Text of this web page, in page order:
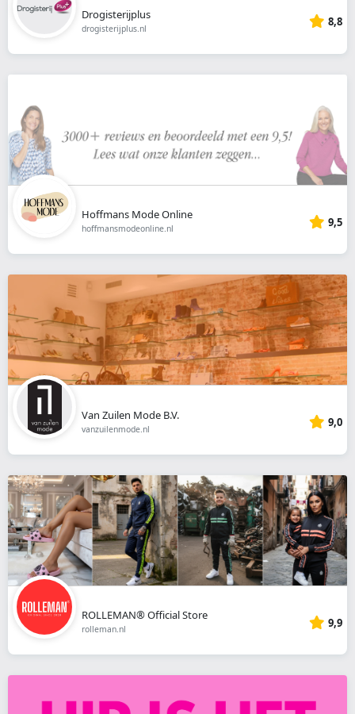
Drogisterijplus
drogisterijplus.nl 8,8
Hoffmans Mode Online
hoffmansmodeonline.nl 9,5
Van Zuilen Mode B.V.
vanzuilenmode.nl 9,0
ROLLEMAN® Official Store
rolleman.nl 9,9